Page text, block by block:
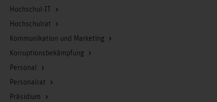
Hochschul-IT
Hochschulrat
Kommunikation und Marketing
Korruptionsbekämpfung
Personal
Personalrat
Präsidium